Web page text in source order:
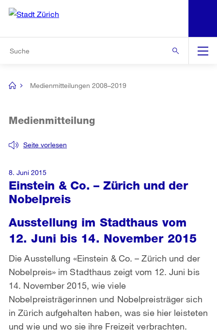
Navigation
[no
Medienmitteilungen 2008–2019
Einstein & Co. – Zürich und der
Nobelpreis
Seite vorlesen
Medienmitteilung
Ausstellung im Stadthaus vom
12. Juni bis 14. November 2015
Die Ausstellung «Einstein & Co. – Zürich und der
Nobelpreis» im Stadthaus zeigt vom 12. Juni bis
14. November 2015, wie viele
Nobelpreisträgerinnen und Nobelpreisträger sich
in Zürich aufgehalten haben, was sie hier leisteten
und wie und wo sie ihre Freizeit verbrachten.
8. Juni 2015